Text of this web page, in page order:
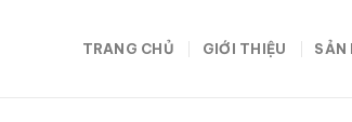
TRANG CHỦ GIỚI THIỆU SẢN